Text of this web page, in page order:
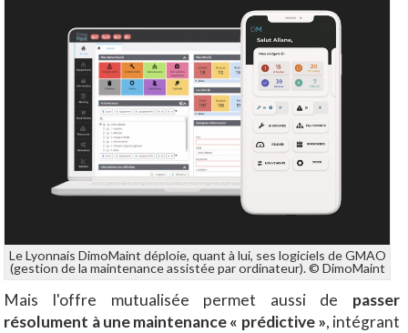
Le Lyonnais DimoMaint déploie, quant à lui, ses logiciels de GMAO
(gestion de la maintenance assistée par ordinateur). © DimoMaint
Mais l'offre mutualisée permet aussi de passer
résolument à une maintenance « prédictive », intégrant